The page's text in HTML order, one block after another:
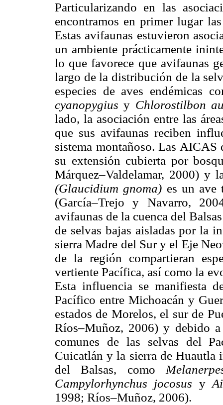
Particularizando en las
encontramos en primer lugar
Estas avifaunas estuvieron
un ambiente prácticamente
lo que favorece que avifaunas
largo de la distribución de la
especies de aves endémicas
cyanopygiusy Chlorostilbon
lado, la asociación entre las
que sus avifaunas reciben
sistema montañoso. Las
su extensión cubierta por
Márquez–Valdelamar, 2000) y
(Glaucidium gnoma) es un ave
(García–Trejo y Navarro,
avifaunas de la cuenca del
de selvas bajas aisladas por la
sierra Madre del Sur y el Eje
de la región compartieran
vertiente Pacífica, así como la
Esta influencia se manifiesta
Pacífico entre Michoacán y
estados de Morelos, el sur de
Ríos–Muñoz, 2006) y debido
comunes de las selvas del
Cuicatlán y la sierra de Huautla
del Balsas, como
Campylorhynchus jocosus y
1998; Ríos–Muñoz, 2006).